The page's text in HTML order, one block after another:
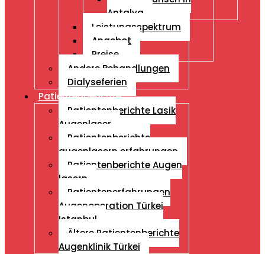
Antalya
Leistungsspektrum
Angebot
Preise
Andere Behandlungen
Dialyseferien
Patientenberichte
Patientenberichte Lasik
Augenlaser
Patientenberichte
augenlasern erfahrungen
Patientenberichte Augen
lasern
Patientenerfahrungen
Augenoperation Türkei
Istanbul
Ältere Patientenberichte
Augenklinik Türkei